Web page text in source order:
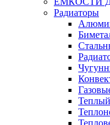
Радиаторы